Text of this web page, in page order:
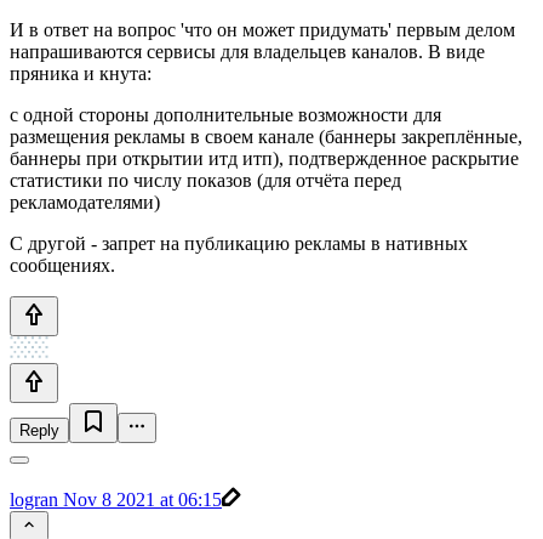
И в ответ на вопрос 'что он может придумать' первым делом
напрашиваются сервисы для владельцев каналов. В виде
пряника и кнута:
с одной стороны дополнительные возможности для
размещения рекламы в своем канале (баннеры закреплённые,
баннеры при открытии итд итп), подтвержденное раскрытие
статистики по числу показов (для отчёта перед
рекламодателями)
С другой - запрет на публикацию рекламы в нативных
сообщениях.
Reply
logran Nov 8 2021 at 06:15